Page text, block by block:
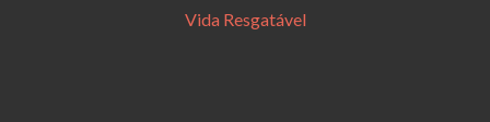
Vida Resgatável